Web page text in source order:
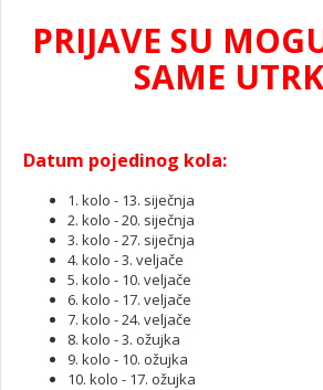
PRIJAVE SU
SAME
Datum pojedinog kola:
1. kolo - 13. siječnja
2. kolo - 20. siječnja
3. kolo - 27. siječnja
4. kolo - 3. veljače
5. kolo - 10. veljače
6. kolo - 17. veljače
7. kolo - 24. veljače
8. kolo - 3. ožujka
9. kolo - 10. ožujka
10. kolo - 17. ožujka